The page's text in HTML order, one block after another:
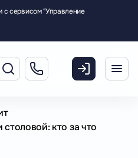
с сервисом "Управление
столовой: кто за что